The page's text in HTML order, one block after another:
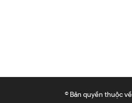
© Bản quyền thuộc về